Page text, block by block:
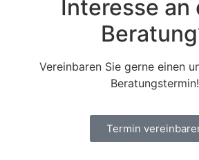
Interesse an
Vereinbaren Sie gerne einen
Beratungstermin!
Termin